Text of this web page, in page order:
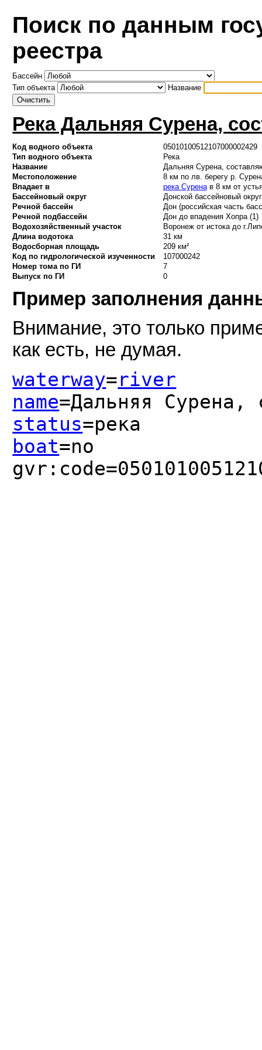
Поиск по данным
реестра
Бассейн
Тип объекта
Название
Река Дальняя Сурена,
Код водного объекта
05010100512107000002429
Тип водного объекта
Река
Название
Дальняя Сурена,
Местоположение
8 км по лв. берегу р.
Впадает в
река Суренав 8 км от
Бассейновый округ
Донской бассейновый
Речной бассейн
Дон (российская часть
Речной подбассейн
Дон до впадения Хопра (1)
Водохозяйственный участок
Воронеж от истока до
Длина водотока
31 км
Водосборная площадь
209 км²
Код по гидрологической изученности
107000242
Номер тома по ГИ
7
Выпуск по ГИ
0
Пример заполнения
Внимание, это только
как есть, не думая.
waterway=river
name=Дальняя Сурена,
status=река
boat=no